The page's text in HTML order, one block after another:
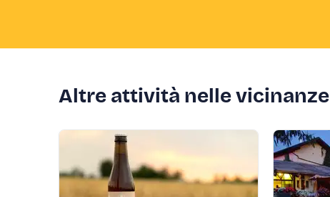
Altre attività nelle vicinanze